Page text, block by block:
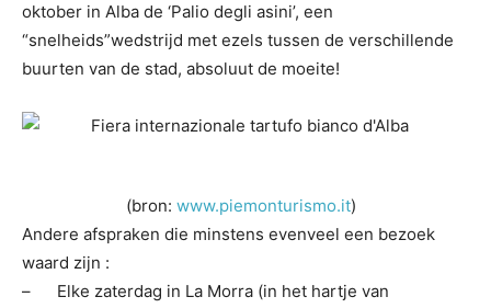
oktober in Alba de ‘Palio degli asini’, een
“snelheids”wedstrijd met ezels tussen de verschillende
buurten van de stad, absoluut de moeite!
(bron: www.piemonturismo.it)
Andere afspraken die minstens evenveel een bezoek
waard zijn :
–
Elke zaterdag in La Morra (in het hartje van